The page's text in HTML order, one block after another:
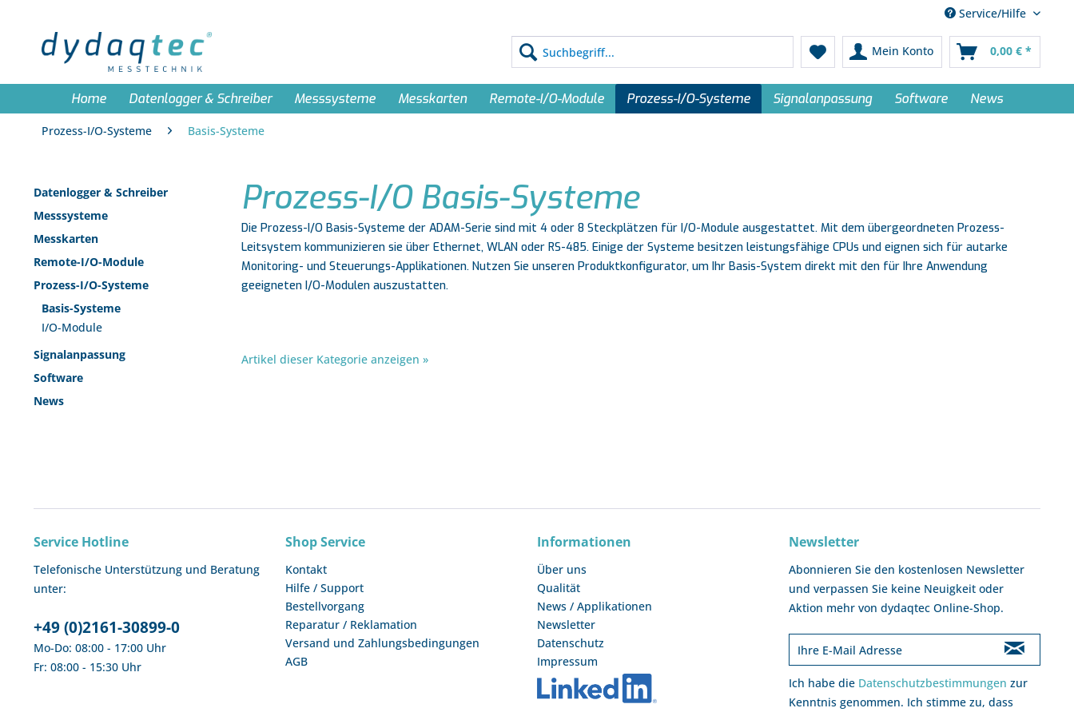
Service/Hilfe
Mein Konto 0,00 € *
Home Datenlogger & Schreiber Messsysteme Messkarten Remote-I/O-Module Prozess-I/O-Systeme Signalanpassung Software News
Prozess-I/O-Systeme Basis-Systeme
Datenlogger & Schreiber
Messsysteme
Messkarten
Remote-I/O-Module
Prozess-I/O-Systeme
Basis-Systeme
I/O-Module
Signalanpassung
Software
News
Prozess-I/O Basis-Systeme
Die Prozess-I/O Basis-Systeme der ADAM-Serie sind mit 4 oder 8 Steckplätzen für I/O-Module ausgestattet. Mit dem übergeordneten Prozess-
Leitsystem kommunizieren sie über Ethernet, WLAN oder RS-485. Einige der Systeme besitzen leistungsfähige CPUs und eignen sich für autarke
Monitoring- und Steuerungs-Applikationen. Nutzen Sie unseren Produktkonfigurator, um Ihr Basis-System direkt mit den für Ihre Anwendung
geeigneten I/O-Modulen auszustatten.
Artikel dieser Kategorie anzeigen »
Service Hotline
Telefonische Unterstützung und Beratung
unter:
+49 (0)2161-30899-0
Mo-Do: 08:00 - 17:00 Uhr
Fr: 08:00 - 15:30 Uhr
Shop Service
Kontakt
Hilfe / Support
Bestellvorgang
Reparatur / Reklamation
Versand und Zahlungsbedingungen
AGB
Informationen
Über uns
Qualität
News / Applikationen
Newsletter
Datenschutz
Impressum
Newsletter
Abonnieren Sie den kostenlosen Newsletter
und verpassen Sie keine Neuigkeit oder
Aktion mehr von dydaqtec Online-Shop.
Ich habe die Datenschutzbestimmungen zur
Kenntnis genommen. Ich stimme zu, dass